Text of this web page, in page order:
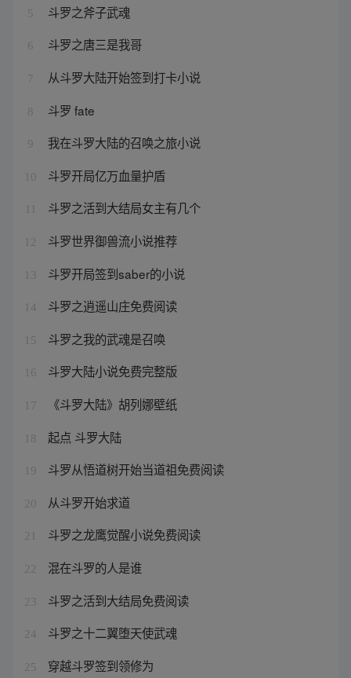
5 斗罗之斧子武魂
6 斗罗之唐三是我哥
7 从斗罗大陆开始签到打卡小说
8 斗罗 fate
9 我在斗罗大陆的召唤之旅小说
10 斗罗开局亿万血量护盾
斗罗之活到大结局女主有几个
12 斗罗世界御兽流小说推荐
13 斗罗开局签到saber的小说
14 斗罗之逍遥山庄免费阅读
15 斗罗之我的武魂是召唤
16 斗罗大陆小说免费完整版
17 《斗罗大陆》胡列娜壁纸
18 起点 斗罗大陆
19 斗罗从悟道树开始当道祖免费阅读
20 从斗罗开始求道
21 斗罗之龙鹰觉醒小说免费阅读
22 混在斗罗的人是谁
23 斗罗之活到大结局免费阅读
24 斗罗之十二翼堕天使武魂
25 穿越斗罗签到领修为